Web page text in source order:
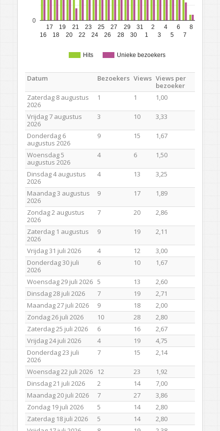
Hits Unieke bezoekers
16
17
18
19
20
21
22
23
24
25
26
27
28
29
30
31
1
2
3
4
5
6
7
8
0
Datum Bezoekers Views Views per
bezoeker
Zaterdag 8 augustus
2026
1 1 1,00
Vrijdag 7 augustus
2026
3 10 3,33
Donderdag 6
augustus 2026
9 15 1,67
Woensdag 5
augustus 2026
4 6 1,50
Dinsdag 4 augustus
2026
4 13 3,25
Maandag 3 augustus
2026
9 17 1,89
Zondag 2 augustus
2026
7 20 2,86
Zaterdag 1 augustus
2026
9 19 2,11
Vrijdag 31 juli 2026 4 12
3,00
Donderdag 30 juli
2026
6 10 1,67
Woensdag 29 juli 2026 5 13
2,60
Dinsdag 28 juli 2026
7 19
2,71
Maandag 27 juli 2026
9 18
2,00
Zondag 26 juli 2026
10 28
2,80
Zaterdag 25 juli 2026
6 16
2,67
Vrijdag 24 juli 2026
4 19
4,75
Donderdag 23 juli
2026
7 15 2,14
Woensdag 22 juli 2026 12 23
1,92
Dinsdag 21 juli 2026
2 14
7,00
Maandag 20 juli 2026
7 27
3,86
Zondag 19 juli 2026
5 14
2,80
Zaterdag 18 juli 2026
5 14
2,80